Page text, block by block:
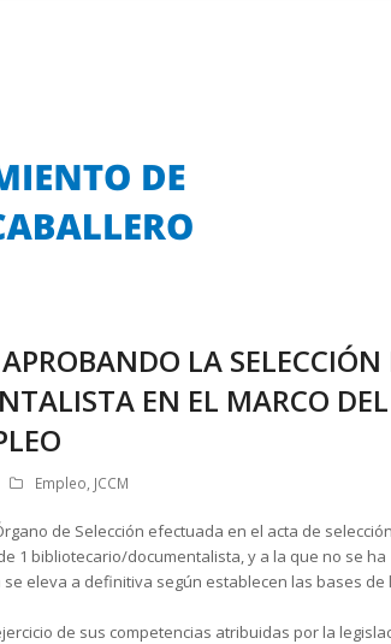
LA SELECCIÓN
EN EL MARCO DEL
Empleo, JCCM
de Selección efectuada en el acta de
1 bibliotecario/documentalista, y a la que no se ha
eleva a definitiva según establecen las bases de
de sus competencias atribuidas por la